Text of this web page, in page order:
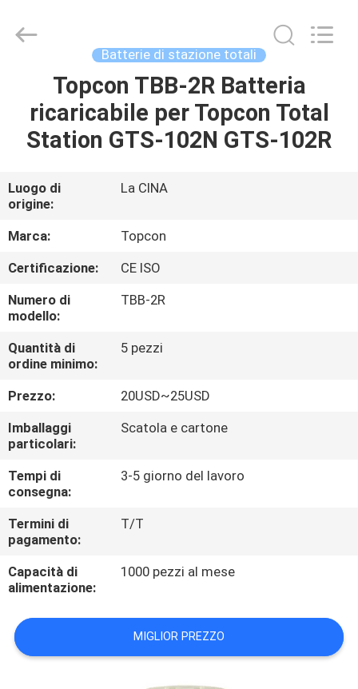
CASA
PRODOTTI
CIRCA
NOI
GIRO
DELLA
FABBRICA
CONTROLLO
DI
QUALITÀ
CONTATTICI
RICHIEDA
UNA
CITAZIONE
MAPPA
DEL
Survey
Instrument
Batterie di stazione totali
Topcon TBB-2R Batteria
ricaricabile per Topcon Total
Station GTS-102N GTS-102R
Luogo di
origine:
La CINA
Marca:
Topcon
Certificazione:
CE ISO
Numero di
modello:
TBB-2R
Quantità di
ordine minimo:
5 pezzi
Prezzo:
20USD~25USD
Imballaggi
particolari:
Scatola e cartone
Tempi di
consegna:
3-5 giorno del lavoro
Termini di
pagamento:
T/T
Capacità di
alimentazione:
1000 pezzi al mese
MIGLIOR PREZZO